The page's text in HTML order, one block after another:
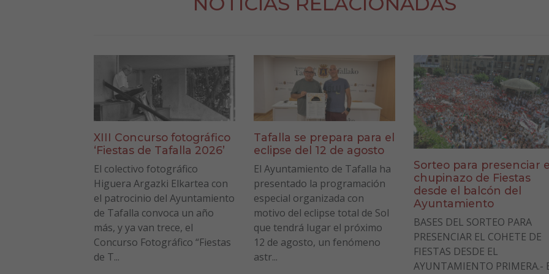
XIII Concurso fotográfico
‘Fiestas de Tafalla 2026’
El colectivo fotográfico
Higuera Argazki Elkartea con
el patrocinio del Ayuntamiento
de Tafalla convoca un año
más, y ya van trece, el
Concurso Fotográfico “Fiestas
de T...
Tafalla se prepara para el
eclipse del 12 de agosto
El Ayuntamiento de Tafalla ha
presentado la programación
especial organizada con
motivo del eclipse total de Sol
que tendrá lugar el próximo
12 de agosto, un fenómeno
astr...
Sorteo para presenciar
chupinazo de Fiestas
desde el balcón del
Ayuntamiento
BASES DEL SORTEO PARA
PRESENCIAR EL COHETE DE
FIESTAS DESDE EL
AYUNTAMIENTO PRIMERA.-